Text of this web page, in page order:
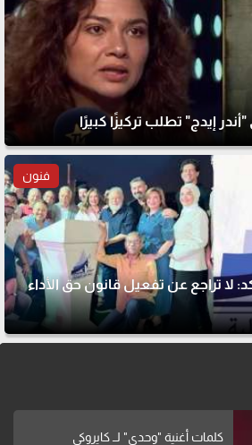
إيدج" تطلب تركيزًا كبيرًا
فنون
لا تراجع عن تفعيل قانون حق الأداء
كلمات أغنية "وحدي" لــ كايروكي